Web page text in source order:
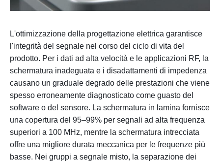
L'ottimizzazione della progettazione elettrica garantisce
l'integrità del segnale nel corso del ciclo di vita del
prodotto. Per i dati ad alta velocità e le applicazioni RF, la
schermatura inadeguata e i disadattamenti di impedenza
causano un graduale degrado delle prestazioni che viene
spesso erroneamente diagnosticato come guasto del
software o del sensore. La schermatura in lamina fornisce
una copertura del 95–99% per segnali ad alta frequenza
superiori a 100 MHz, mentre la schermatura intrecciata
offre una migliore durata meccanica per le frequenze più
basse. Nei gruppi a segnale misto, la separazione dei